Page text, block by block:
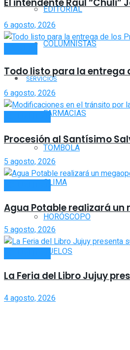
EDITORIAL
COLUMNISTAS
SERVICIOS
FARMACIAS
TOMBOLA
CLIMA
HORÓSCOPO
VUELOS
El intendente Raúl “Chuli”
6 agosto, 2026
Todo listo para la entrega
6 agosto, 2026
Procesión al Santísimo
5 agosto, 2026
Agua Potable realizará un
5 agosto, 2026
La Feria del Libro Jujuy
4 agosto, 2026